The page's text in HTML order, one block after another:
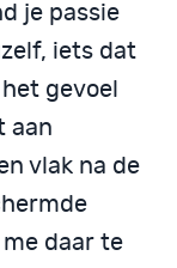
je passie
iets dat
gevoel
aan
vlak na de
daar te